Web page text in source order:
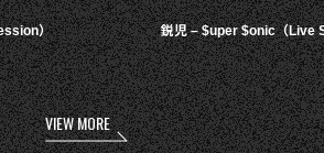
） 鋭児 – $uper $onic（Live
VIEW MORE